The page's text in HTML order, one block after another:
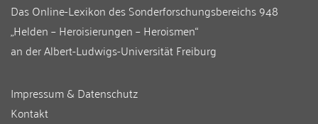
Das Online-Lexikon desSonderforschungsbereichs 948
„Helden – Heroisierungen – Heroismen“
an derAlbert-Ludwigs-Universität Freiburg
Impressum & Datenschutz
Kontakt